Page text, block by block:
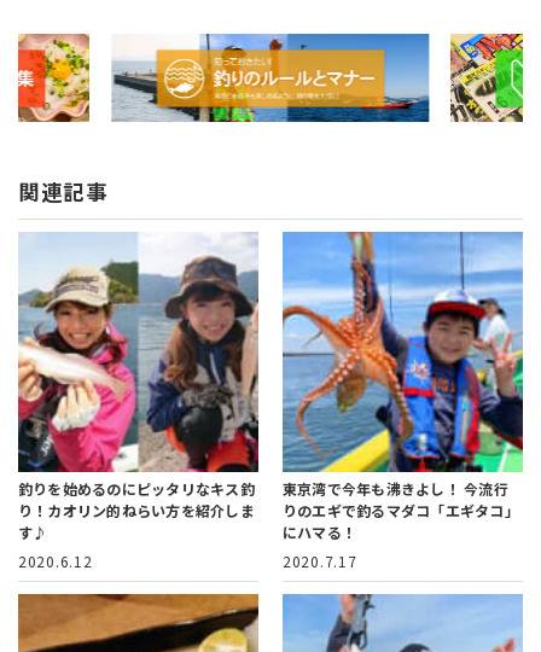
関連記事
釣りを始めるのにピッタリなキス釣
り！ カオリン的ねらい方を紹介しま
す♪
2020.6.12
東京湾で今年も沸きよし！今流行
りのエギで釣るマダコ「エギタコ」
にハマる！
2020.7.17